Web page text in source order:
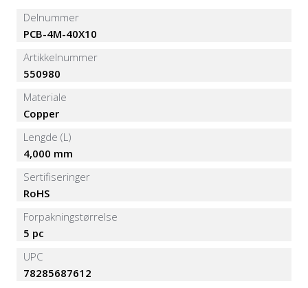
Delnummer
PCB-4M-40X10
Artikkelnummer
550980
Materiale
Copper
Lengde (L)
4,000 mm
Sertifiseringer
RoHS
Forpakningstørrelse
5 pc
UPC
78285687612